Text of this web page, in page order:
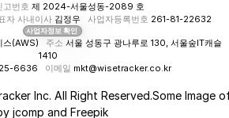
고번호 제 2024-서울성동-2089 호
자 사내이사 김정우 사업자등록번호 261-81-22632
사업자정보 확인
스(AWS) 주소 서울 성동구 광나루로 130, 서울숲IT캐슬
1410
6636 이메일 mkt@wisetracker.co.kr
Inc. All Right Reserved.Some Image
jcomp and Freepik